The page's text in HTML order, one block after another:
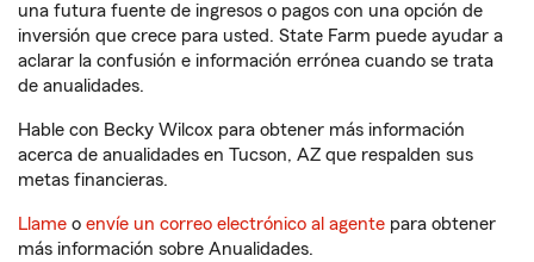
una futura fuente de ingresos o pagos con una opción de
inversión que crece para usted. State Farm puede ayudar a
aclarar la confusión e información errónea cuando se trata
de anualidades.
Hable con Becky Wilcox para obtener más información
acerca de anualidades en Tucson, AZ que respalden sus
metas financieras.
Llame o envíe un correo electrónico al agente para obtener
más información sobre Anualidades.